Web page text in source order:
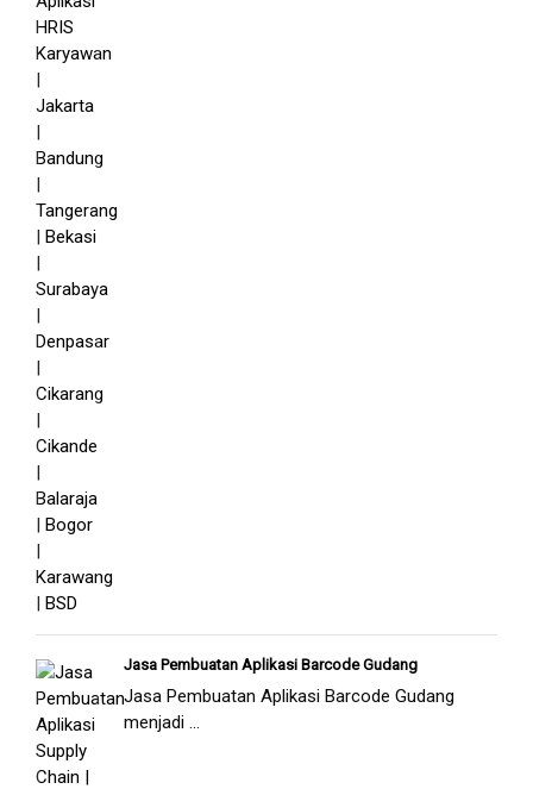
Jasa Pembuatan Aplikasi Barcode Gudang
Jasa Pembuatan Aplikasi Barcode Gudang
menjadi ...